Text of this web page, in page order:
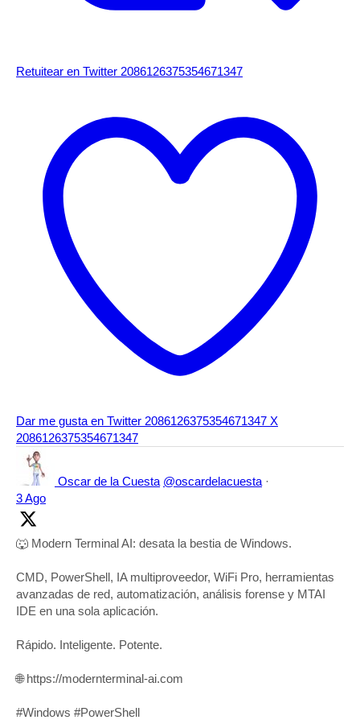
Retuitear en Twitter 2086126375354671347
Dar me gusta en Twitter 2086126375354671347 X
2086126375354671347
Oscar de la Cuesta @oscardelacuesta ·
3 Ago
🐺 Modern Terminal AI: desata la bestia de Windows.
CMD, PowerShell, IA multiproveedor, WiFi Pro, herramientas
avanzadas de red, automatización, análisis forense y MTAI
IDE en una sola aplicación.
Rápido. Inteligente. Potente.
🌐 https://modernterminal-ai.com
#Windows #PowerShell